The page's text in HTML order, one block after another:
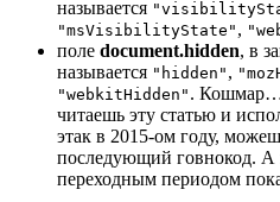
называется
"msVisibilityState" ,
поле document.hidden, в
называется "hidden" ,
"webkitHidden" . Кошмар…
читаешь эту статью и
этак в 2015-ом году,
последующий говнокод. А
переходным периодом